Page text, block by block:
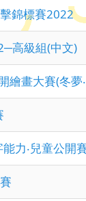
錦標賽2022
高級組(中文)
繪畫大賽(冬夢
力‧兒童公開